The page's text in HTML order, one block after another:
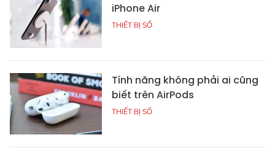
iPhone Air
THIẾT BỊ SỐ
Tính năng không phải ai cũng
biết trên AirPods
THIẾT BỊ SỐ